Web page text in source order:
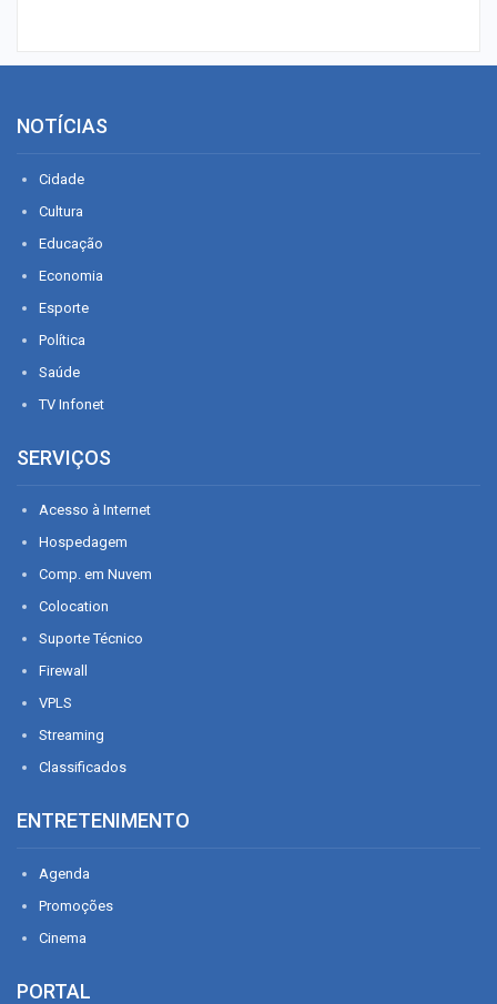
NOTÍCIAS
Cidade
Cultura
Educação
Economia
Esporte
Política
Saúde
TV Infonet
SERVIÇOS
Acesso à Internet
Hospedagem
Comp. em Nuvem
Colocation
Suporte Técnico
Firewall
VPLS
Streaming
Classificados
ENTRETENIMENTO
Agenda
Promoções
Cinema
PORTAL